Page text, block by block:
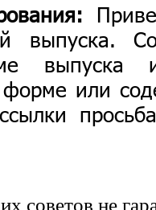
выпуска.
выпуска
форме или
советов не